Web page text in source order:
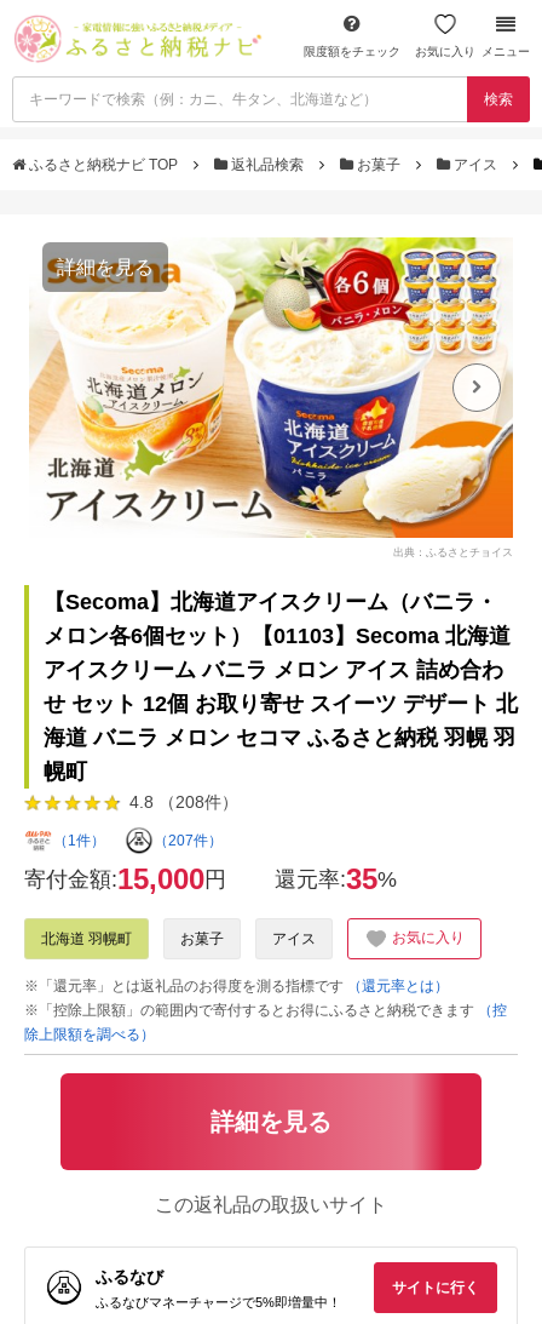
限度額をチェック お気に入り メニュー
検索
ふるさと納税ナビ TOP 返礼品検索 お菓子 アイス
詳細を見る
出典：ふるさとチョイス
【Secoma】北海道アイスクリーム（バニラ・
メロン各6個セット）【01103】Secoma 北海道
アイスクリーム バニラ メロン アイス 詰め合わ
せ セット 12個 お取り寄せ スイーツ デザート 北
海道 バニラ メロン セコマ ふるさと納税 羽幌 羽
幌町
4.8 （208件）
（1件） （207件）
寄付金額:15,000円 還元率:35%
北海道 羽幌町 お菓子 アイス お気に入り
※「還元率」とは返礼品のお得度を測る指標です
（還元率とは）
※「控除上限額」の範囲内で寄付するとお得にふるさと納税できます
（控
除上限額を調べる）
詳細を見る
この返礼品の取扱いサイト
ふるなび
ふるなびマネーチャージで5%即増量中！
サイトに行く